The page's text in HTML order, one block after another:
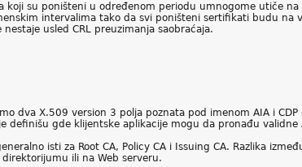
koji su poništeni u određenom periodu umnogome utiče na
intervalima tako da svi poništeni sertifikati budu na
usled CRL preuzimanja saobraćaja.
dva X.509 version 3 polja poznata pod imenom AIA i
definišu gde klijentske aplikacije mogu da pronađu validne
isti za Root CA, Policy CA i Issuing CA. Razlika
ili na Web serveru.